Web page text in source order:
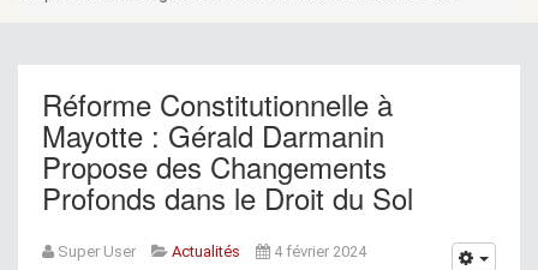
Réforme Constitutionnelle à
Mayotte : Gérald Darmanin
Propose des Changements
Profonds dans le Droit du Sol
Super User Actualités 4 février 2024